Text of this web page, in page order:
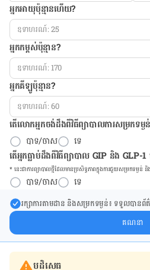
អ្នកអាយុប៉ុន្មានហើយ?
អ្នកកម្ពស់ប៉ុន្មាន?
អ្នកគីឡូប៉ុន្មាន?
តើលោកអ្នកចង់ដឹង​ពីវិធីព្យាបាលការសម្រកទម្ង
បាទ/ចាស
ទេ
តើអ្នកធ្លាប់ដឹងពីវិធីព្យាបាល GIP និង GLP-1
* នេះ​ជា​ការ​ព្យា​បាល​ថ្មីដែល​​មាន​ប្រសិទ្ធ​ភាព​ក្នុង​ការ​ជួយ​សម្រក​ទម្ងន់
បាទ/ចាស ទេ
រក្សា​ការ​តាមដាន និងសម្រក​ទម្ងន់៖ ទទួលបាន​ព័
ការសម្រក​ទម្ងន់ និងការផ្តល់ជំនួយដោយផ្ទាល់​ក្នុ
គណនា
បដិសេធ